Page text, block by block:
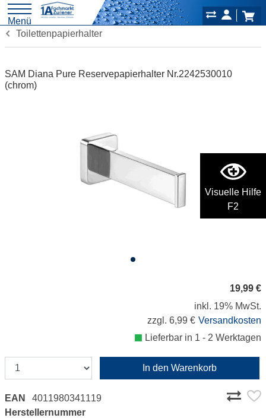
Visuelle Hilfe
F2
Menü
Toilettenpapierhalter
SAM Diana Pure Reservepapierhalter Nr.2242530010
(chrom)
19,99 €
inkl. 19% MwSt.
zzgl. 6,99 € Versandkosten
Lieferbar in 1 - 2 Werktagen
In den Warenkorb
EAN
4011980341119
Herstellernummer